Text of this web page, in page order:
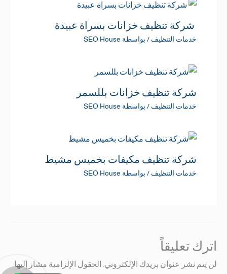
شركة تنظيف خزانات بسراة عبيدة
خدمات التنظيف/ بواسطة SEO House
شركة تنظيف خزانات بللسمر
خدمات التنظيف/ بواسطة SEO House
شركة تنظيف مكيفات بخميس مشيط
خدمات التنظيف/ بواسطة SEO House
اترك تعليقاً
لن يتم نشر عنوان بريدك الإلكتروني.
الحقول الإلزامية مشار إليها